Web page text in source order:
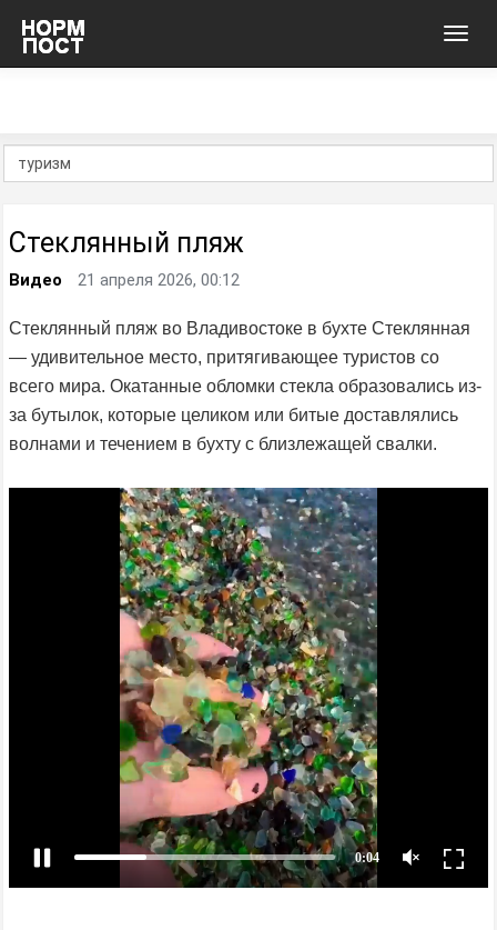
Стеклянный пляж
Видео 21 апреля 2026, 00:12
Стеклянный пляж во Владивостоке в бухте Стеклянная
— удивительное место, притягивающее туристов со
всего мира. Окатанные обломки стекла образовались из-
за бутылок, которые целиком или битые доставлялись
волнами и течением в бухту с близлежащей свалки.